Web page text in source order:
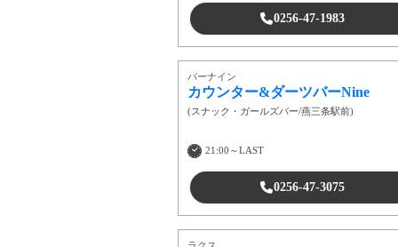
0256-47-1983
バーナイン
カウンター&ダーツバーNine
(スナック・ガールズバー/燕三条駅前)
21:00～LAST
0256-47-3075